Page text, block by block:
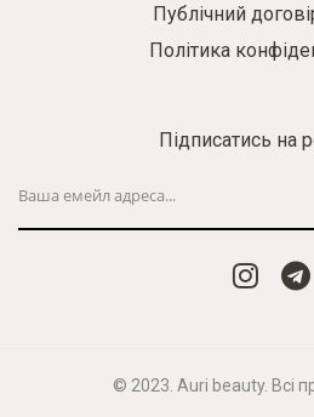
Публічний
Політика
Підписатись на
© 2023. Auri beauty. Всі